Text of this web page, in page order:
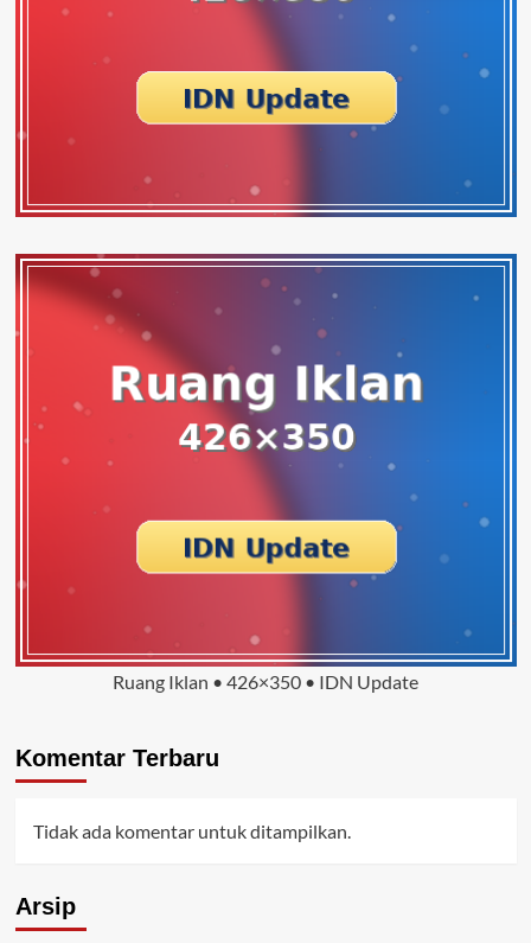
Ruang Iklan • 426×350 • IDN Update
Komentar Terbaru
Tidak ada komentar untuk ditampilkan.
Arsip